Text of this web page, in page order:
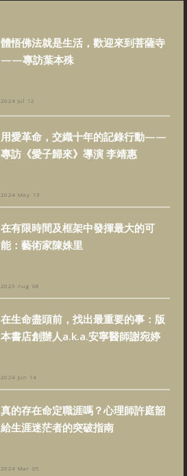
體悟佛法就是生活，歡迎來到菩薩寺
——專訪葉本殊
2024 Jul 12
用愛革命，交織十年的記錄行動——
專訪《愛子歸來》導演 李靖惠
2024 May 13
在有限時間及框架中發揮最大的可
能：藝術家陳姝里
2023 Aug 08
在生命盡頭前，找出最重要的事：版
本書店創辦人a.k.a.安寧醫師謝宛婷
2024 Jun 14
真的存在命定職涯嗎？心理師許庭韶
給生涯迷茫者的突破指南
2024 Mar 05